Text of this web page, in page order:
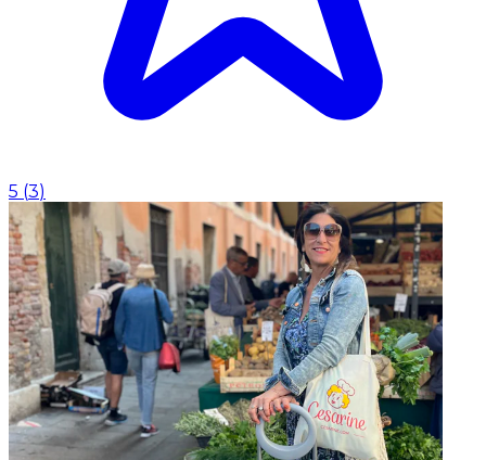
5 (3)